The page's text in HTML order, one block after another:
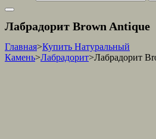
Лабрадорит Brown Antique
Главная>Купить Натуральный
Камень>Лабрадорит>Лабрадорит